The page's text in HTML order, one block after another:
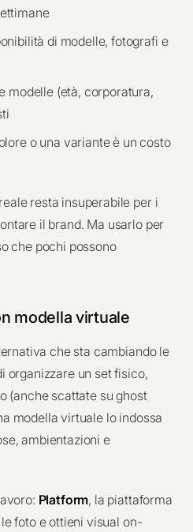
di modelle, fotografi e
modelle (età, corporatura,
o una variante è un costo
resta insuperabile per i
il brand. Ma usarlo per
che pochi possono
modella virtuale
che sta cambiando le
organizzare un set fisico,
(anche scattate su ghost
modella virtuale lo indossa
ambientazioni e
Platform, la piattaforma
foto e ottieni visual on-